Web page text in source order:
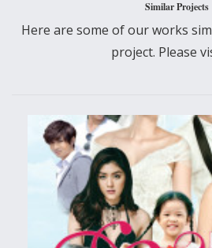
Similar Projects
Here are some of our works
project. Please